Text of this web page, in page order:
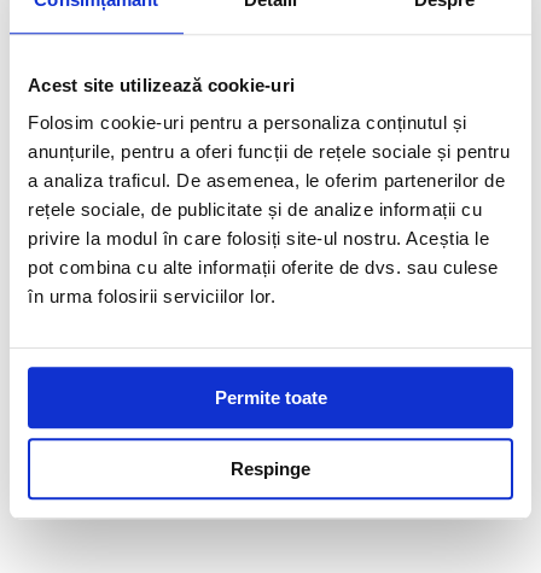
Acest site utilizează cookie-uri
Folosim cookie-uri pentru a personaliza conținutul și
anunțurile, pentru a oferi funcții de rețele sociale și pentru
a analiza traficul. De asemenea, le oferim partenerilor de
rețele sociale, de publicitate și de analize informații cu
privire la modul în care folosiți site-ul nostru. Aceștia le
pot combina cu alte informații oferite de dvs. sau culese
în urma folosirii serviciilor lor.
Permite toate
Respinge
0 0,00lei
Acasa▸Abrazive si Diamantate piatra/gresie